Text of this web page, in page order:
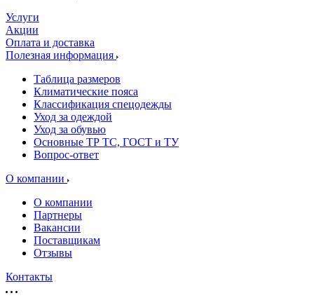
Услуги
Акции
Оплата и доставка
Полезная информация
Таблица размеров
Климатические пояса
Классификация спецодежды
Уход за одеждой
Уход за обувью
Основные ТР ТС, ГОСТ и ТУ
Вопрос-ответ
О компании
О компании
Партнеры
Вакансии
Поставщикам
Отзывы
Контакты